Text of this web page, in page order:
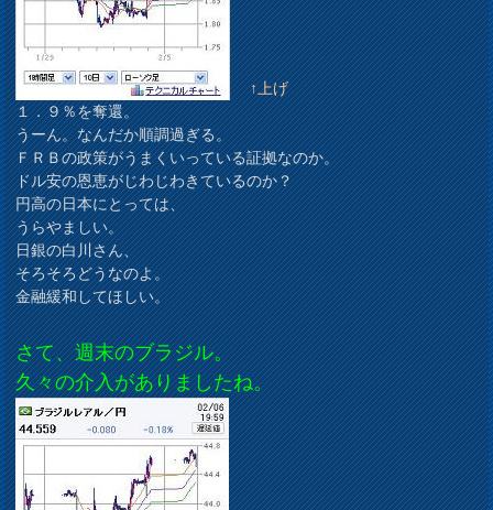
↑上げ
１．９％を奪還。
うーん。なんだか順調過ぎる。
ＦＲＢの政策がうまくいっている証拠なのか。
ドル安の恩恵がじわじわきているのか？
円高の日本にとっては、
うらやましい。
日銀の白川さん、
そろそろどうなのよ。
金融緩和してほしい。
さて、週末のブラジル。
久々の介入がありましたね。